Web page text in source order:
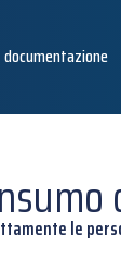
documentazione
le